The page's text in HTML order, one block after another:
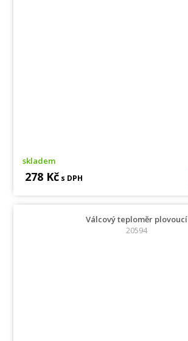
skladem
278 Kč s DPH
Válcový teploměr plovoucí
20594